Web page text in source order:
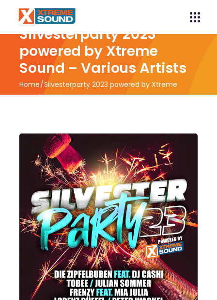
Silvesterparty 2023
powered by Xtreme
Sound – Various Artists
Home Silvesterparty 2023 powered by Xtreme
Sound – Various Artists